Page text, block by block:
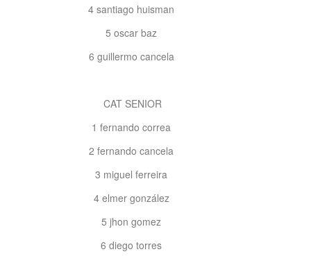
4 santiago huisman
5 oscar baz
6 guillermo cancela
CAT SENIOR
1 fernando correa
2 fernando cancela
3 miguel ferreira
4 elmer gonzález
5 jhon gomez
6 diego torres